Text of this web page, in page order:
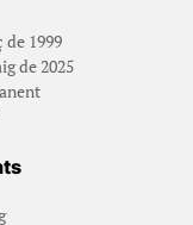
1999
de 2025